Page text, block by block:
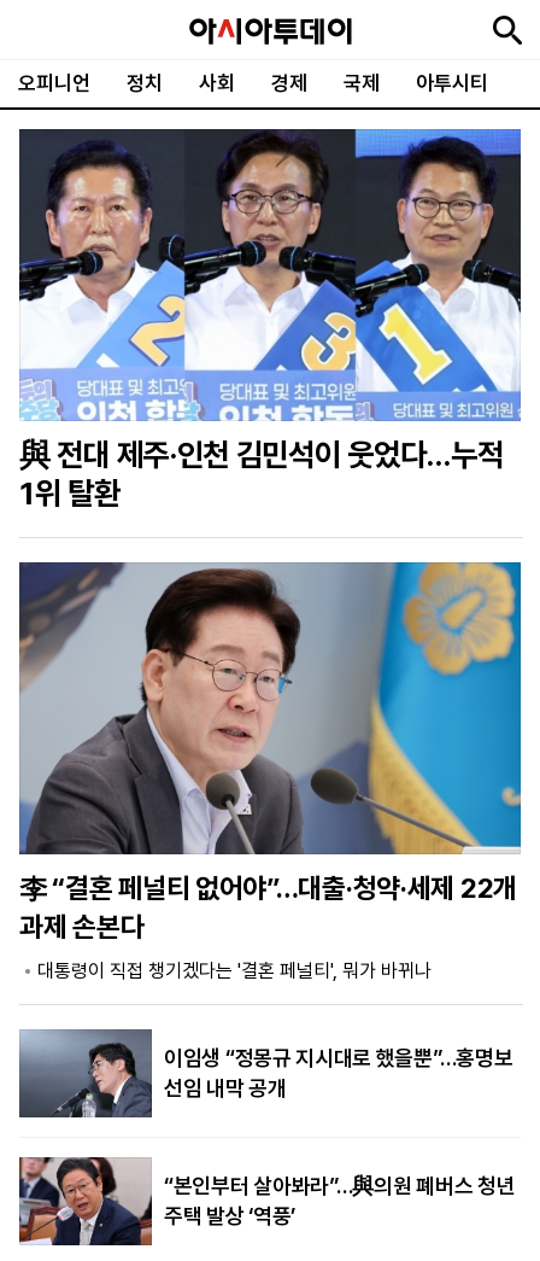
오피니언 정치 사회 경제 국제 아투시티
뉴
스
최
신
속
보
정
치
사
회
경
제
국
제
오
피
니
언
피
플
아
투
시
티
문
화
스
포
츠
포
토
ENGLISH
中
文
Tiếng
Việt
지
면
기
신
문
독
후
원
기
제
보
시
회
사
개
앱
설
마
켓
파
운
세
골
프
與 전대 제주·인천 김민석이 웃었다…누적
1위 탈환
李 “결혼 페널티 없어야”…대출·청약·세제 22개
과제 손본다
대통령이 직접 챙기겠다는 '결혼 페널티', 뭐가 바뀌나
이임생 “정몽규 지시대로 했을뿐”…홍명보
선임 내막 공개
“본인부터 살아봐라”…與의원 폐버스 청년
주택 발상 ‘역풍’